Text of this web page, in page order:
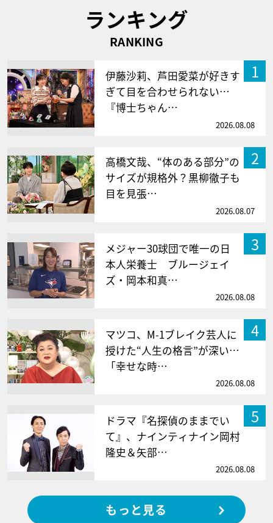
ランキング
RANKING
1
伊藤沙莉、芦田愛菜が好きす
ぎて目を合わせられない…
『博士ちゃん…
2026.08.08
2
高橋文哉、“体のある部分”の
サイズが規格外？黒柳徹子も
目を見張…
2026.08.07
3
メジャー30球団で唯一の日
本人栄養士 ブルージェイ
ズ・岡本和真…
2026.08.08
4
マツコ、M-1ブレイク芸人に
授けた“人生の格言”が深い…
「幸せな時…
2026.08.08
5
ドラマ『名探偵のままでい
て』、ナインティナイン岡村
隆史＆矢部…
2026.08.08
もっと見る